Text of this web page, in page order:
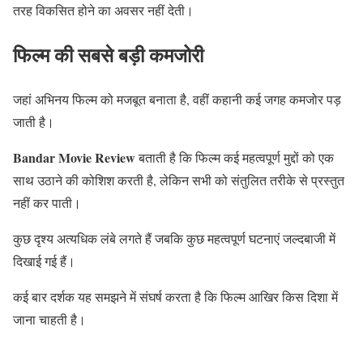
तरह विकसित होने का अवसर नहीं देती।
फिल्म की सबसे बड़ी कमजोरी
जहां अभिनय फिल्म को मजबूत बनाता है, वहीं कहानी कई जगह कमजोर पड़
जाती है।
Bandar Movie Reviewबताती है कि फिल्म कई महत्वपूर्ण मुद्दों को एक
साथ उठाने की कोशिश करती है, लेकिन सभी को संतुलित तरीके से प्रस्तुत
नहीं कर पाती।
कुछ दृश्य अत्यधिक लंबे लगते हैं जबकि कुछ महत्वपूर्ण घटनाएं जल्दबाजी में
दिखाई गई हैं।
कई बार दर्शक यह समझने में संघर्ष करता है कि फिल्म आखिर किस दिशा में
जाना चाहती है।